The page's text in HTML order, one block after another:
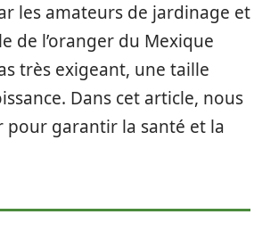
les amateurs de jardinage et
de l’oranger du Mexique
très exigeant, une taille
Dans cet article, nous
pour garantir la santé et la